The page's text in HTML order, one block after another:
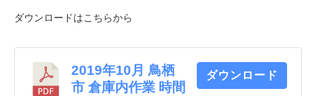
ダウンロードはこちらから
2019年10月 鳥栖
市 倉庫内作業 時間
ダウンロード